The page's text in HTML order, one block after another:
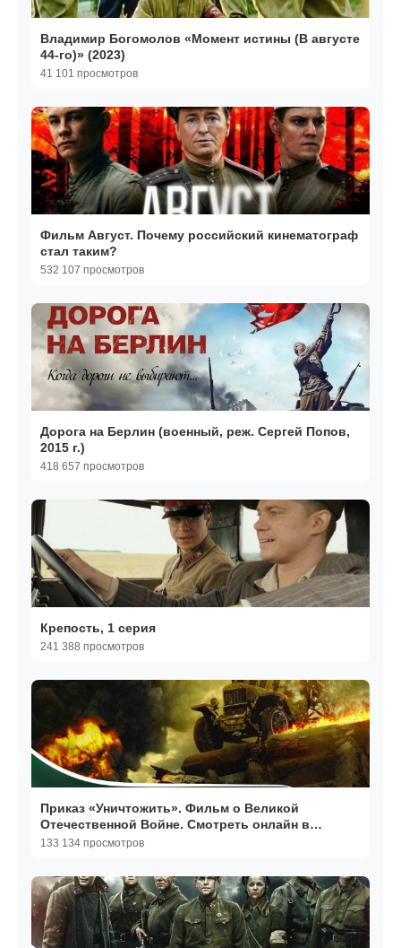
Владимир Богомолов «Момент истины (В августе
44-го)» (2023)
41 101 просмотров
Фильм Август. Почему российский кинематограф
стал таким?
532 107 просмотров
Дорога на Берлин (военный, реж. Сергей Попов,
2015 г.)
418 657 просмотров
Крепость, 1 серия
241 388 просмотров
Приказ «Уничтожить». Фильм о Великой
Отечественной Войне. Смотреть онлайн в
хорошем качестве
133 134 просмотров